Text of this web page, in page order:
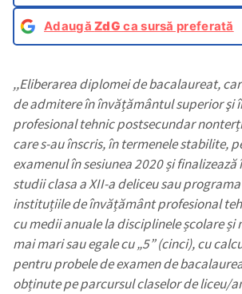
AdaugăZdG ca sursă preferată
,,Eliberarea diplomei de bacalaureat,
de admitere în învățământul superior şi
profesional tehnic postsecundar
care s-au înscris, în termenele stabilite,
examenul în sesiunea 2020 și finalizează
studii clasa a XII-a deliceu sau
instituțiile de învățământ profesional
cu medii anuale la disciplinele școlare și
mai mari sau egale cu „5” (cinci), cu
pentru probele de examen de
obținute pe parcursul claselor de liceu/